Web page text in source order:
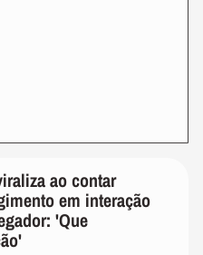
ao contar
em interação
'Que